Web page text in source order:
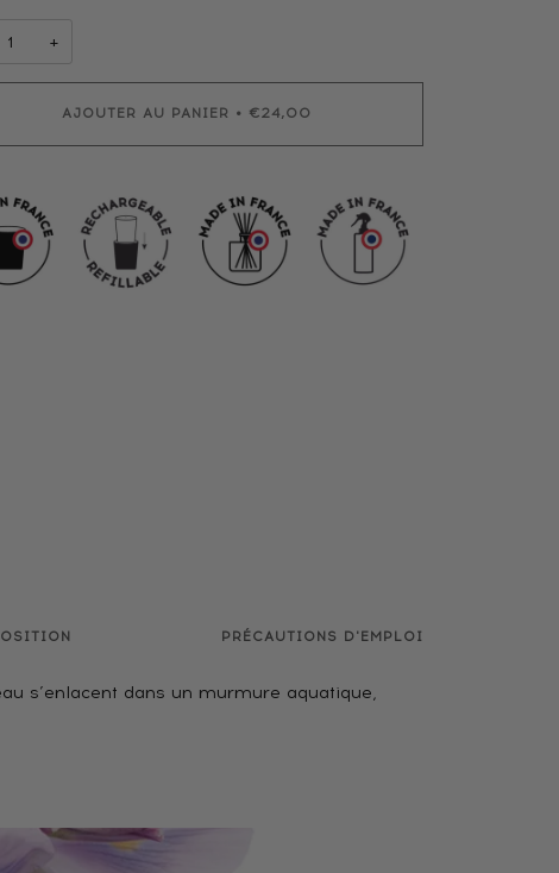
+
AJOUTER AU PANIER • €24,00
PRÉCAUTIONS D'EMPLOI
s’enlacent dans un murmure aquatique,